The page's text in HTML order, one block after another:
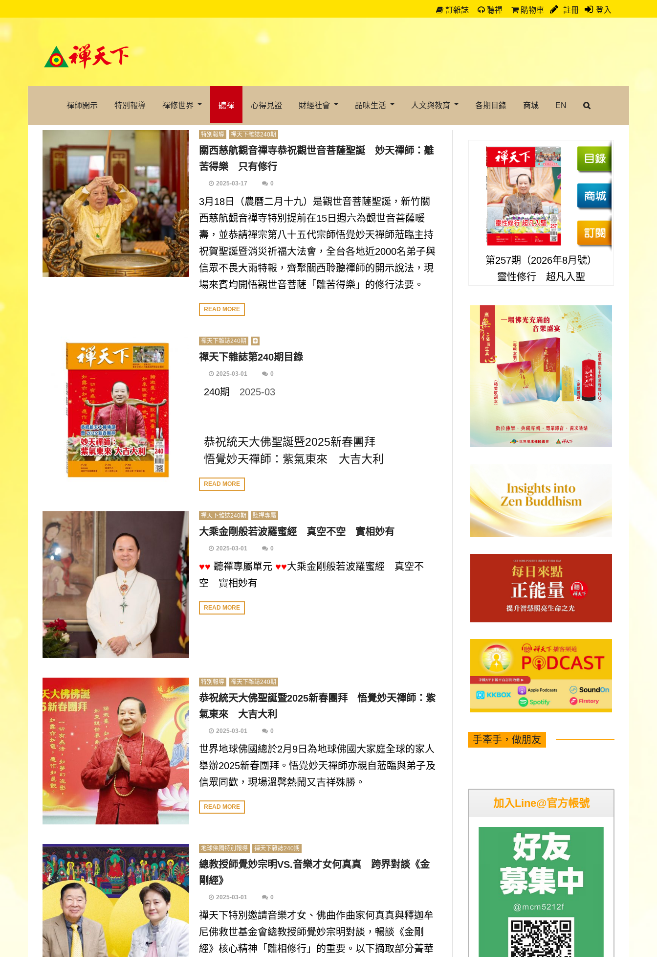
訂雜誌 聽禪 購物車 註冊 登入
禪師開示 特別報導 禪修世界 聽禪 心得見證 財經社會 品味生活 人文與教育 各期目錄 商城 EN
特別報導 禪天下雜誌240期
關西慈航觀音禪寺恭祝觀世音菩薩聖誕 妙天禪師：離
苦得樂 只有修行
2025-03-17 0
3月18日（農曆二月十九）是觀世音菩薩聖誕，新竹關
西慈航觀音禪寺特別提前在15日週六為觀世音菩薩暖
壽，並恭請禪宗第八十五代宗師悟覺妙天禪師蒞臨主持
祝賀聖誕暨消災祈福大法會，全台各地近2000名弟子與
信眾不畏大雨特報，齊聚關西聆聽禪師的開示說法，現
場來賓均開悟觀世音菩薩「離苦得樂」的修行法要。
READ MORE
禪天下雜誌240期
禪天下雜誌第240期目錄
2025-03-01 0
240期 2025-03
恭祝統天大佛聖誕暨2025新春團拜
悟覺妙天禪師：紫氣東來 大吉大利
READ MORE
禪天下雜誌240期 聽禪專屬
大乘金剛般若波羅蜜經 真空不空 實相妙有
2025-03-01 0
♥♥ 聽禪專屬單元 ♥♥大乘金剛般若波羅蜜經 真空不
空 實相妙有
READ MORE
特別報導 禪天下雜誌240期
恭祝統天大佛聖誕暨2025新春團拜 悟覺妙天禪師：紫
氣東來 大吉大利
2025-03-01 0
世界地球佛國總於2月9日為地球佛國大家庭全球的家人
舉辦2025新春團拜。悟覺妙天禪師亦親自蒞臨與弟子及
信眾同歡，現場溫馨熱鬧又吉祥殊勝。
READ MORE
地球佛國特別報導 禪天下雜誌240期
總教授師覺妙宗明VS.音樂才女何真真 跨界對談《金
剛經》
2025-03-01 0
禪天下特別邀請音樂才女、佛曲作曲家何真真與釋迦牟
尼佛救世基金會總教授師覺妙宗明對談，暢談《金剛
經》核心精神「離相修行」的重要。以下摘取部分菁華
第257期（2026年8月號）
靈性修行 超凡入聖
手牽手，做朋友
加入Line@官方帳號